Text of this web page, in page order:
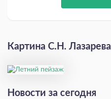
Картина С.Н. Лазарева
Новости за сегодня